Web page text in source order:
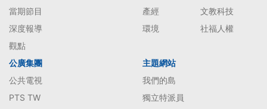
當期節目
深度報導
觀點
產經
文教科技
環境
社福人權
公廣集團
公共電視
PTS TW
主題網站
我們的島
獨立特派員